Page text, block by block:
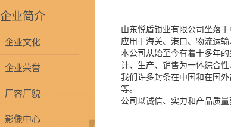
企业简介
企业文化
企业荣誉
厂容厂貌
影像中心
山东悦盾锁业有限公司坐落
应用于海关、港口、物流运
本公司从始至今有着十多年
计、生产、销售为一体综合性
我们许多封条在中国和在国
等。
公司以诚信、实力和产品质